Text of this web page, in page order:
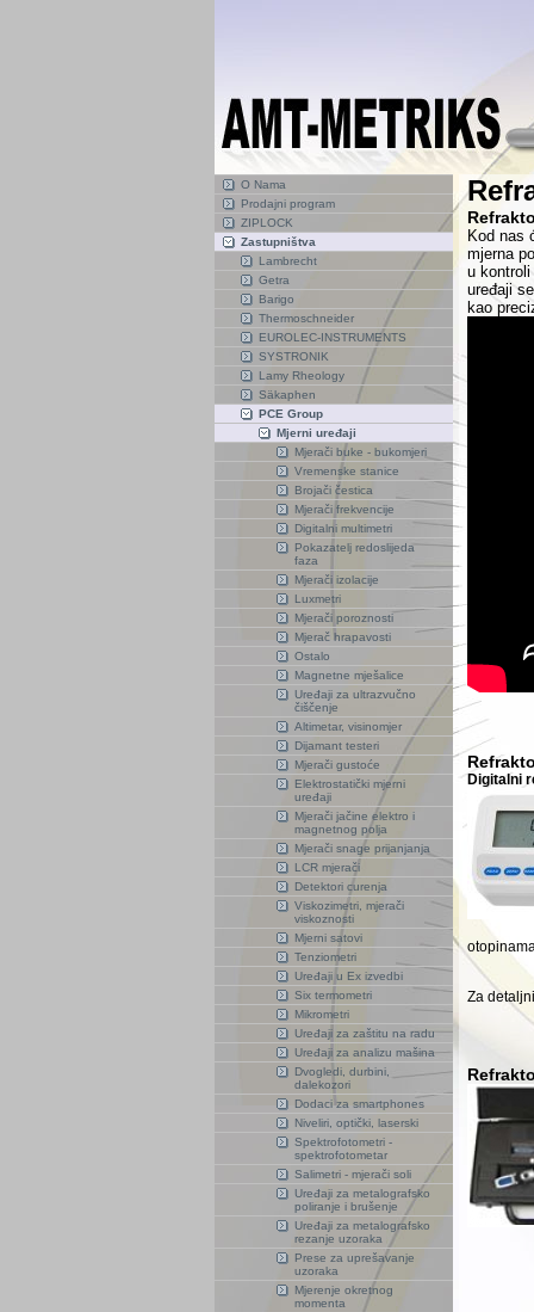
O Nama
Prodajni program
ZIPLOCK
Zastupništva
Lambrecht
Getra
Barigo
Thermoschneider
EUROLEC-INSTRUMENTS
SYSTRONIK
Lamy Rheology
Säkaphen
PCE Group
Mjerni uređaji
Mjerači buke - bukomjeri
Vremenske stanice
Brojači čestica
Mjerači frekvencije
Digitalni multimetri
Pokazatelj redoslijeda
faza
Mjerači izolacije
Luxmetri
Mjerači poroznosti
Mjerač hrapavosti
Ostalo
Magnetne mješalice
Uređaji za ultrazvučno
čiščenje
Altimetar, visinomjer
Dijamant testeri
Mjerači gustoće
Elektrostatički mjerni
uređaji
Mjerači jačine elektro i
magnetnog polja
Mjerači snage prijanjanja
LCR mjerači
Detektori curenja
Viskozimetri, mjerači
viskoznosti
Mjerni satovi
Tenziometri
Uređaji u Ex izvedbi
Six termometri
Mikrometri
Uređaji za zaštitu na radu
Uređaji za analizu mašina
Dvogledi, durbini,
dalekozori
Dodaci za smartphones
Niveliri, optički, laserski
Spektrofotometri -
spektrofotometar
Salimetri - mjerači soli
Uređaji za metalografsko
poliranje i brušenje
Uređaji za metalografsko
rezanje uzoraka
Prese za uprešavanje
uzoraka
Mjerenje okretnog
momenta
Kod nas
mjerna
u
uređaji
kao
Digitalni
Za